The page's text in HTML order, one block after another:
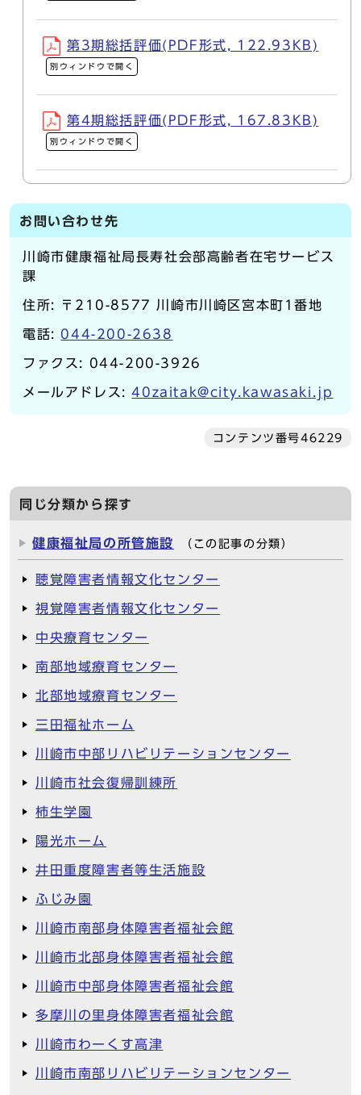
第3期総括評価(PDF形式, 122.93KB)
別ウィンドウで開く
第4期総括評価(PDF形式, 167.83KB)
別ウィンドウで開く
お問い合わせ先
川崎市健康福祉局長寿社会部高齢者在宅サービス
課
住所: 〒210-8577 川崎市川崎区宮本町1番地
電話: 044-200-2638
ファクス: 044-200-3926
メールアドレス:40zaitak@city.kawasaki.jp
コンテンツ番号46229
同じ分類から探す
健康福祉局の所管施設 （この記事の分類）
聴覚障害者情報文化センター
視覚障害者情報文化センター
中央療育センター
南部地域療育センター
北部地域療育センター
三田福祉ホーム
川崎市中部リハビリテーションセンター
川崎市社会復帰訓練所
柿生学園
陽光ホーム
井田重度障害者等生活施設
ふじみ園
川崎市南部身体障害者福祉会館
川崎市北部身体障害者福祉会館
川崎市中部身体障害者福祉会館
多摩川の里身体障害者福祉会館
川崎市わーくす高津
川崎市南部リハビリテーションセンター